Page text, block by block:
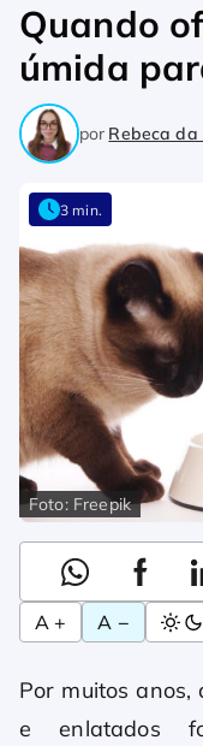
Quando
úmida
por Rebeca da
Foto: Freepik
3 min.
A + A −
Por muitos anos,
e enlatados